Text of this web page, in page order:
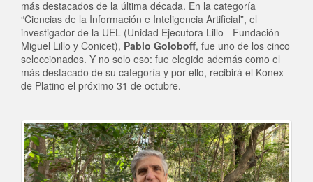
más destacados de la última década. En la categoría
“Ciencias de la Información e Inteligencia Artificial”, el
investigador de la UEL (Unidad Ejecutora Lillo - Fundación
Miguel Lillo y Conicet), Pablo Goloboff, fue uno de los cinco
seleccionados. Y no solo eso: fue elegido además como el
más destacado de su categoría y por ello, recibirá el Konex
de Platino el próximo 31 de octubre.